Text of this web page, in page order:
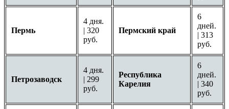
Пермь
4 дня.
| 320
руб.
Пермский край
6
дней.
| 313
руб.
Петрозаводск
4 дня.
| 299
руб.
Республика
Карелия
6
дней.
| 340
руб.